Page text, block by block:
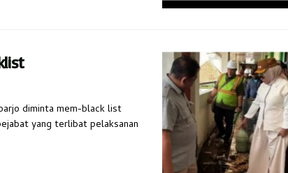
diminta mem-black list
yang terlibat pelaksanan